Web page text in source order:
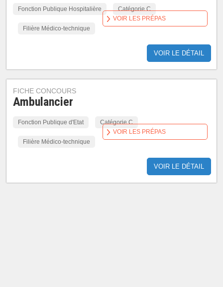
Fonction Publique Hospitalière Catégorie C
Filière Médico-technique
VOIR LE DÉTAIL
VOIR LES PRÉPAS
FICHE CONCOURS
Ambulancier
Fonction Publique d'Etat Catégorie C
Filière Médico-technique
VOIR LE DÉTAIL
VOIR LES PRÉPAS